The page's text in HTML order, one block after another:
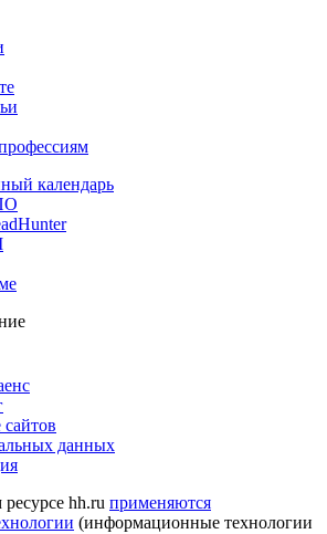
календарь
данных
hh.ru применяются
(информационные технологии